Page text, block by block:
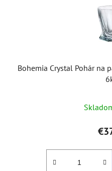
Bohemia Crystal Pohár na